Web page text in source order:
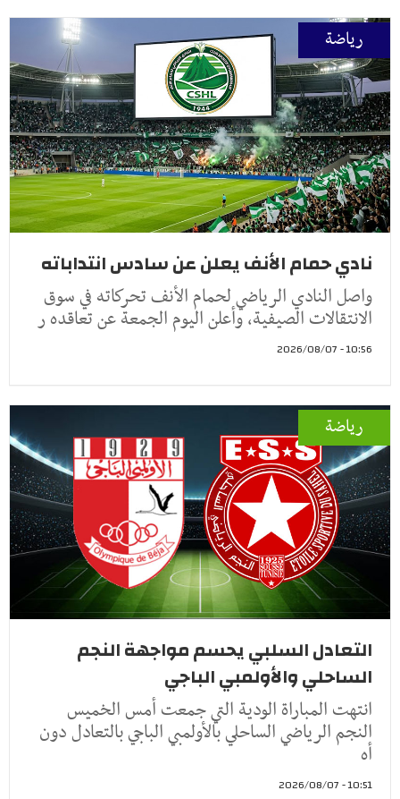
رياضة
نادي حمام الأنف يعلن عن سادس انتداباته
واصل النادي الرياضي لحمام الأنف تحركاته في سوق
الانتقالات الصيفية، وأعلن اليوم الجمعة عن تعاقده ر
10:56 - 2026/08/07
رياضة
التعادل السلبي يحسم مواجهة النجم
الساحلي والأولمبي الباجي
انتهت المباراة الودية التي جمعت أمس الخميس
النجم الرياضي الساحلي بالأولمبي الباجي بالتعادل دون
أه
10:51 - 2026/08/07